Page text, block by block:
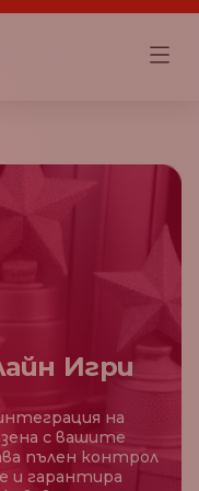
Игри
на
с вашите
пълен контрол
и гарантира